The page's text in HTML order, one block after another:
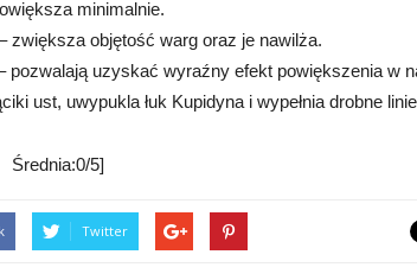
minimalnie.
zwiększa objętość warg oraz je nawilża.
pozwalają uzyskać wyraźny efekt powiększenia w
ust, uwypukla łuk Kupidyna i wypełnia drobne
Średnia:0/5]
Twitter